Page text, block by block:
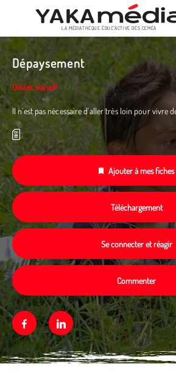
Aller
au
contenu
principal
LA MÉDIATHÈQUE ÉDUC’ACTIVE DES CEMÉA
Dépaysement
Olivier Ivanoff
Il n'est pas nécessaire d'aller très loin pour vivre
Ajouter à mes fiches
Téléchargement
Se connecter et réagir
Commenter
FacebookLinkedin